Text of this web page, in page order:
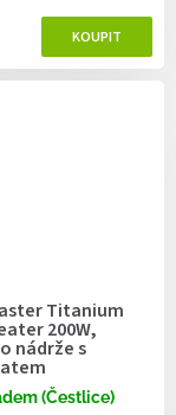
Titanium
200W,
nádrže s
(Čestlice)